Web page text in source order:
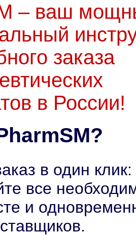
– ваш
заказа
в России!
в один клик:
все
и